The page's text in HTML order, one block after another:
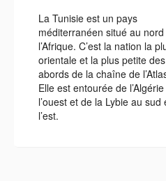
La Tunisie est un pays
méditerranéen situé au
l’Afrique. C’est la nation la
orientale et la plus petite des
abords de la chaîne de
Elle est entourée de
l’ouest et de la Lybie au sud
l’est.